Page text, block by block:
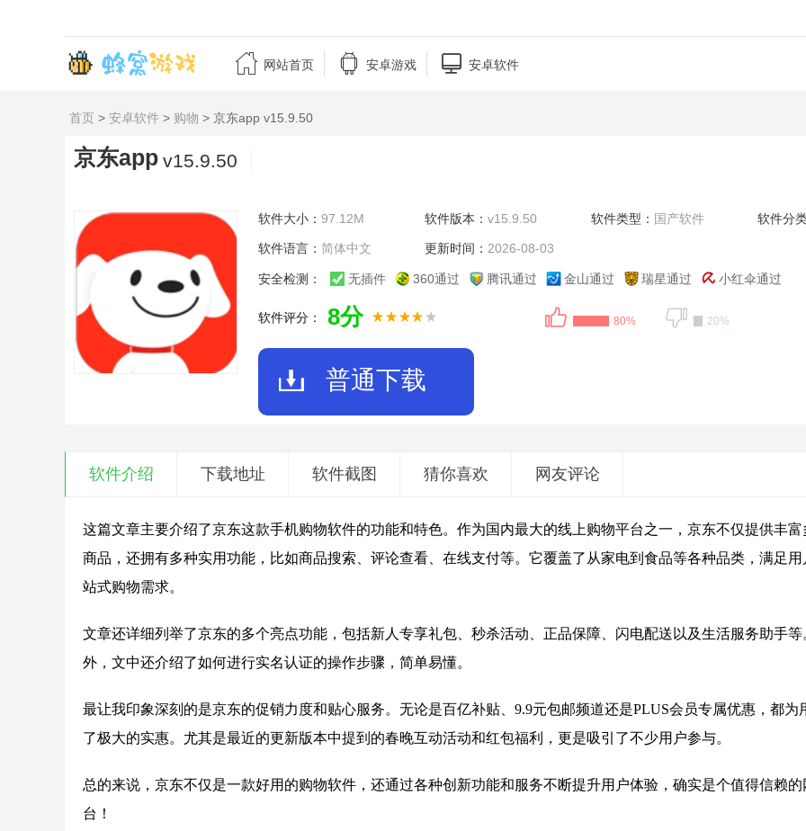
 网站首页  安卓游戏  安卓软件
首页 > 安卓软件 > 购物 > 京东app v15.9.50
京东app v15.9.50
软件大小： 97.12M 软件版本： v15.9.50 软件类型： 国产软件 软件分类
软件语言： 简体中文 更新时间： 2026-08-03
安全检测： 无插件 360通过 腾讯通过 金山通过 瑞星通过 小红伞通过
软件评分： 8分 80% 20%
普通下载
软件介绍 下载地址 软件截图 猜你喜欢 网友评论
这篇文章主要介绍了京东这款手机购物软件的功能和特色。作为国内最大的线上购物平台之一，京东不仅提供丰富
商品，还拥有多种实用功能，比如商品搜索、评论查看、在线支付等。它覆盖了从家电到食品等各种品类，满足用
站式购物需求。
文章还详细列举了京东的多个亮点功能，包括新人专享礼包、秒杀活动、正品保障、闪电配送以及生活服务助手等
外，文中还介绍了如何进行实名认证的操作步骤，简单易懂。
最让我印象深刻的是京东的促销力度和贴心服务。无论是百亿补贴、9.9元包邮频道还是PLUS会员专属优惠，都为
了极大的实惠。尤其是最近的更新版本中提到的春晚互动活动和红包福利，更是吸引了不少用户参与。
总的来说，京东不仅是一款好用的购物软件，还通过各种创新功能和服务不断提升用户体验，确实是个值得信赖的
台！